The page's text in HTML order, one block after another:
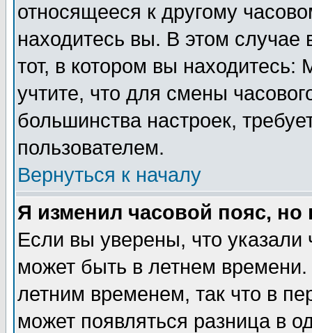
относящееся к другому
находитесь вы. В этом
тот, в котором вы
учтите, что для смены
большинства настроек,
пользователем.
Вернуться к началу
Я изменил часовой пояс,
Если вы уверены, что указали
может быть в летнем
летним временем, так что в
может появляться разница в